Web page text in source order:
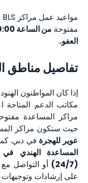
مفتوحة
العفو..
تفاصيل مناطق
إذا كان المواطنون
مكاتب الدعم المتاحة
مراكز المساعدة
حيث ستكون مراكز
عوير للهجرة في دبي.
المساعدة الهندي في
(24/7)
أو التواصل
على إرشادات